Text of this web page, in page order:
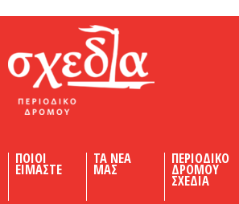
ΠΟΙΟΙ
ΕΙΜΑΣΤΕ
ΤΑ ΝΕΑ
ΜΑΣ
ΠΕΡΙΟΔΙΚΟ
ΔΡΟΜΟΥ
ΣΧΕΔΙΑ